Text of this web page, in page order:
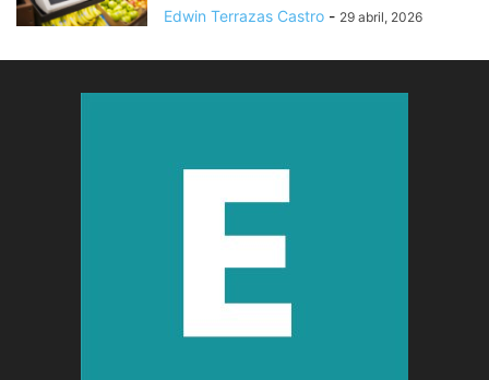
Edwin Terrazas Castro - 29 abril, 2026